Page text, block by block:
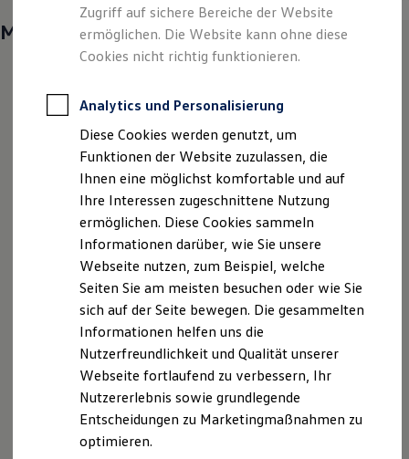
Fahrzeugsuche & Marktplatz
Fahrzeugsuche
Fahrzeuge online kaufen
Digitaler Marktplatz
Aktionen & Angebote
Für Privatkunden
Für Gewerbekunden
Profi Paket
TopDeal
Gebrauchtwagen
ProfiPartner für Gebrauchtwagen
Zertifizierte Gebrauchtwagen
Finanzierung
Für Privatkunden
Für Gewerbekunden
Leasing
Für Privatkunden
Für Gewerbekunden
Versicherungen & Garantien
Garantien
Kfz-Versicherung für Nutzfahrzeuge
Restschuldversicherung
Wartungsverträge
Besitzer & Service
Reparatur & Service
Mehr entdecken
Zugriff auf sichere Bereiche der Website
ermöglichen. Die Website kann ohne diese
Cookies nicht richtig funktionieren.
Analytics und Personalisierung
Diese Cookies werden genutzt, um
Funktionen der Website zuzulassen, die
Ihnen eine möglichst komfortable und auf
Ihre Interessen zugeschnittene Nutzung
ermöglichen. Diese Cookies sammeln
Informationen darüber, wie Sie unsere
Webseite nutzen, zum Beispiel, welche
Seiten Sie am meisten besuchen oder wie Sie
sich auf der Seite bewegen. Die gesammelten
Informationen helfen uns die
Nutzerfreundlichkeit und Qualität unserer
Webseite fortlaufend zu verbessern, Ihr
Nutzererlebnis sowie grundlegende
Entscheidungen zu Marketingmaßnahmen zu
optimieren.